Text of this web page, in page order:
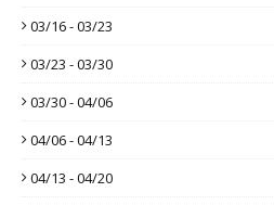
03/16 - 03/23
03/23 - 03/30
03/30 - 04/06
04/06 - 04/13
04/13 - 04/20